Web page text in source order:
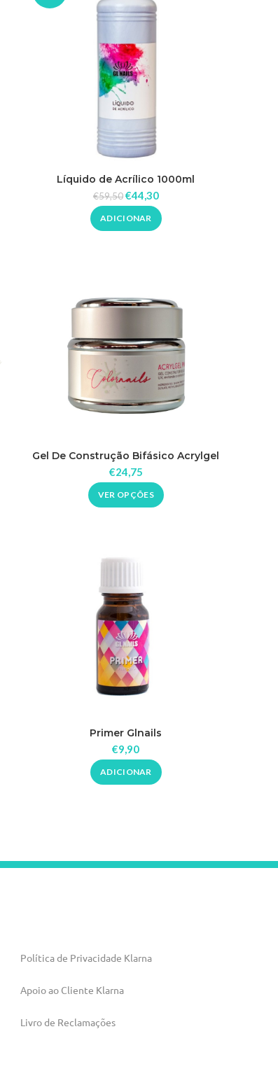
Líquido de Acrílico 1000ml
€59,50€44,30
ADICIONAR
Gel De Construção Bifásico Acrylgel
Glnails 50ml
€24,75
VER OPÇÕES
Primer Glnails
€9,90
ADICIONAR
Política de Privacidade Klarna
Apoio ao Cliente Klarna
Livro de Reclamações